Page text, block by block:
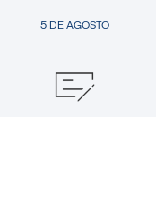
5 DE AGOSTO